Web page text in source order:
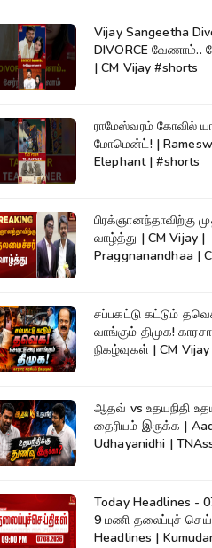
Vijay Sangeetha
DIVORCE வேணாம்..
| CM Vijay #shorts
ராமேஸ்வரம் கோவில்
மோமென்ட்! |
Elephant | #shorts
பிரக்ஞானந்தாவிற்கு
வாழ்த்து | CM Vijay |
Praggnanandhaa |
சப்பகட்டு கட்டும்
வாங்கும் திமுக!
நிகழ்வுகள் | CM
ஆதவ் vs உதயநிதி
தைரியம் இருக்க | Aadhav Arjuna |
Udhayanidhi |
Today Headlines -
9 மணி தலைப்புச்
Headlines |